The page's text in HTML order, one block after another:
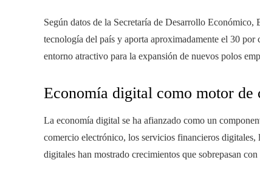
Según datos de la Secretaría de Desarrollo Económico,
tecnología del país y aporta aproximadamente el 30
entorno atractivo para la expansión de nuevos polos
Economía digital como motor de
La economía digital se ha afianzado como un
comercio electrónico, los servicios financieros
digitales han mostrado crecimientos que sobrepasan